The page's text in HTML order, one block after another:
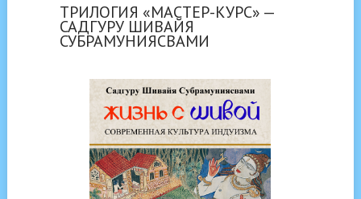
ТРИЛОГИЯ «МАСТЕР-КУРС» —
САДГУРУ ШИВАЙЯ
СУБРАМУНИЯСВАМИ